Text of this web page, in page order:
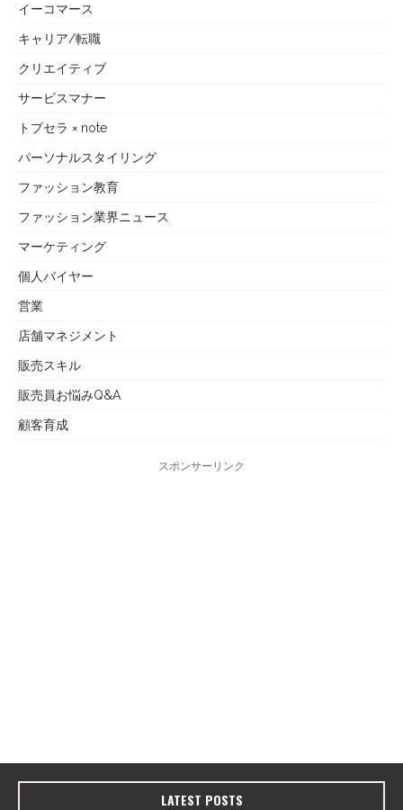
イーコマース
キャリア/転職
クリエイティブ
サービスマナー
トプセラ × note
パーソナルスタイリング
ファッション教育
ファッション業界ニュース
マーケティング
個人バイヤー
営業
店舗マネジメント
販売スキル
販売員お悩みQ&A
顧客育成
スポンサーリンク
LATEST POSTS